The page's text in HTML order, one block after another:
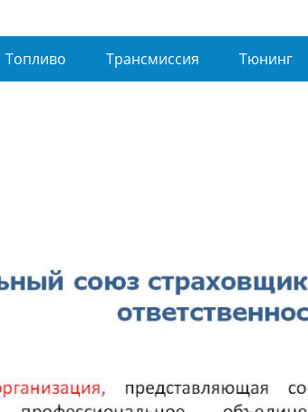
Топливо Трансмиссия Тюнинг